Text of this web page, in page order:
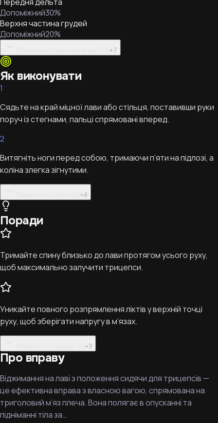
Допоміжний30%
Верхня частина грудей
Допоміжний20%
+7
Як виконувати
1
Сядьте на край міцної лави або стільця, поставивши руки
поруч із стегнами, пальці спрямовані вперед.
2
Витягніть ноги перед собою, тримаючи п’яти на підлозі, а
коліна злегка зігнутими.
+4
Поради
Тримайте спину близько до лави протягом усього руху,
щоб максимально залучити трицепси.
Уникайте повного розпрямлення ліктів у верхній точці
руху, щоб зберігати напругу в м’язах.
+3
Про вправу
Віджимання на лаві з положення сидячи для трицепсів —
це ефективна вправа з власною вагою, спрямована на
триголовий м’яз плеча. Вона полягає в опусканні та
підніманні тіла за…